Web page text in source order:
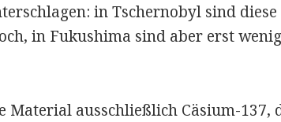
in Tschernobyl sind diese
in Fukushima sind aber erst
Material ausschließlich Cäsium-137,